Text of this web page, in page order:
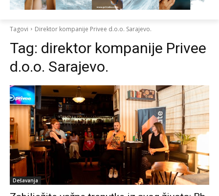
Tagovi Direktor kompanije Privee d.o.o. Sarajevo.
Tag: direktor kompanije Privee
d.o.o. Sarajevo.
Dešavanja